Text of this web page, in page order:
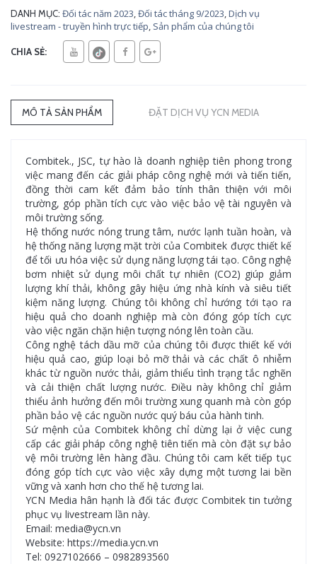
DANH MỤC: Đối tác năm 2023,Đối tác tháng 9/2023,Dịch vụ
livestream - truyền hình trực tiếp, Sản phẩm của chúng tôi
CHIA SẺ:
MÔ TẢ SẢN PHẨM ĐẶT DỊCH VỤ YCN MEDIA
Combitek., JSC, tự hào là doanh nghiệp tiên phong trong
việc mang đến các giải pháp công nghệ mới và tiến tiến,
đồng thời cam kết đảm bảo tính thân thiện với môi
trường, góp phần tích cực vào việc bảo vệ tài nguyên và
môi trường sống.
Hệ thống nước nóng trung tâm, nước lạnh tuần hoàn, và
hệ thống năng lượng mặt trời của Combitek được thiết kế
để tối ưu hóa việc sử dụng năng lượng tái tạo. Công nghệ
bơm nhiệt sử dụng môi chất tự nhiên (CO2) giúp giảm
lượng khí thải, không gây hiệu ứng nhà kính và siêu tiết
kiệm năng lượng. Chúng tôi không chỉ hướng tới tạo ra
hiệu quả cho doanh nghiệp mà còn đóng góp tích cực
vào việc ngăn chặn hiện tượng nóng lên toàn cầu.
Công nghệ tách dầu mỡ của chúng tôi được thiết kế với
hiệu quả cao, giúp loại bỏ mỡ thải và các chất ô nhiễm
khác từ nguồn nước thải, giảm thiểu tình trạng tắc nghẽn
và cải thiện chất lượng nước. Điều này không chỉ giảm
thiểu ảnh hưởng đến môi trường xung quanh mà còn góp
phần bảo vệ các nguồn nước quý báu của hành tinh.
Sứ mệnh của Combitek không chỉ dừng lại ở việc cung
cấp các giải pháp công nghệ tiên tiến mà còn đặt sự bảo
vệ môi trường lên hàng đầu. Chúng tôi cam kết tiếp tục
đóng góp tích cực vào việc xây dựng một tương lai bền
vững và xanh hơn cho thế hệ tương lai.
YCN Media hân hạnh là đối tác được Combitek tin tưởng
phục vụ livestream lần này.
Email: media@ycn.vn
Website: https://media.ycn.vn
Tel: 0927102666 – 0982893560